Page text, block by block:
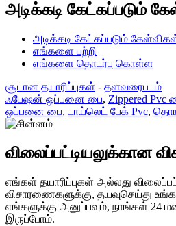
அடிக்கடி கேட்கப்படும்
அடிக்கடி கேட்கப்படும்
எங்களை பற்றி
எங்களை தொடர்பு கொள்ள
சூடான தயாரிப்புகள் - தளவரைபடம்
ஃபேஷன் ஒப்பனை பை, Zippered Pvc
ஒப்பனை பை, டாய்லெட் பேக் Pvc,
விலைப்பட்டியலுக்கான
எங்கள் தயாரிப்புகள் அல்லது
விசாரணைகளுக்கு, தயவுசெய்து
எங்களுக்கு அனுப்பவும், நாங்கள் 24
இருப்போம்.